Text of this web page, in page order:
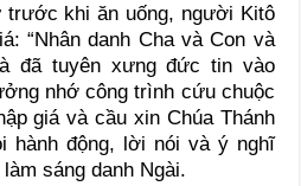
trước khi ăn uống, người Kitô
“Nhân danh Cha và Con và
đã tuyên xưng đức tin vào
nhớ công trình cứu chuộc
giá và cầu xin Chúa Thánh
hành động, lời nói và ý nghĩ
sáng danh Ngài.